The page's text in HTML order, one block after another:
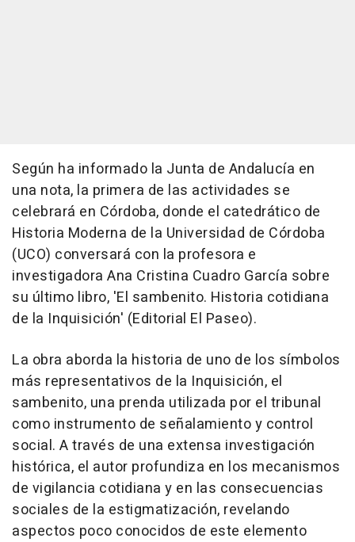
Según ha informado la Junta de Andalucía en
una nota, la primera de las actividades se
celebrará en Córdoba, donde el catedrático de
Historia Moderna de la Universidad de Córdoba
(UCO) conversará con la profesora e
investigadora Ana Cristina Cuadro García sobre
su último libro, 'El sambenito. Historia cotidiana
de la Inquisición' (Editorial El Paseo).
La obra aborda la historia de uno de los símbolos
más representativos de la Inquisición, el
sambenito, una prenda utilizada por el tribunal
como instrumento de señalamiento y control
social. A través de una extensa investigación
histórica, el autor profundiza en los mecanismos
de vigilancia cotidiana y en las consecuencias
sociales de la estigmatización, revelando
aspectos poco conocidos de este elemento